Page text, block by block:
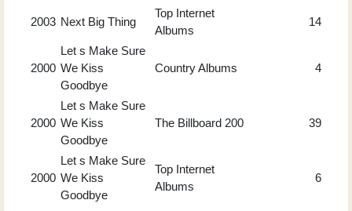
2003 Next Big Thing
Top Internet
Albums
14
2000
Let s Make Sure
We Kiss
Goodbye
Country Albums 4
2000
Let s Make Sure
We Kiss
Goodbye
The Billboard 200 39
2000
Let s Make Sure
We Kiss
Goodbye
Top Internet
Albums
6